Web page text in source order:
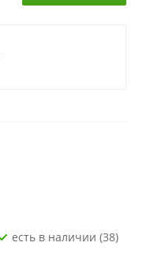
Есть в наличии (38)